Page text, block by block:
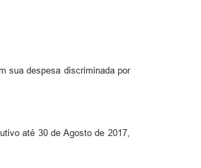
sua despesa discriminada por
até 30 de Agosto de 2017,